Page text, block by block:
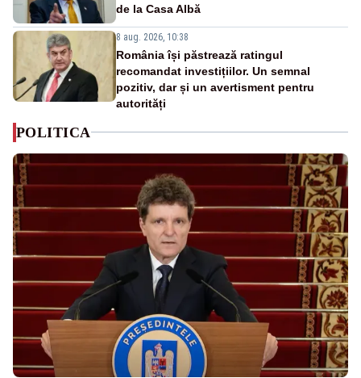
de la Casa Albă
8 aug. 2026, 10:38
România își păstrează ratingul
recomandat investițiilor. Un semnal
pozitiv, dar și un avertisment pentru
autorități
POLITICA